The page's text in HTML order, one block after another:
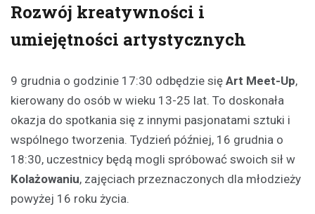
Rozwój kreatywności i
umiejętności artystycznych
9 grudnia o godzinie 17:30 odbędzie się Art Meet-Up,
kierowany do osób w wieku 13-25 lat. To doskonała
okazja do spotkania się z innymi pasjonatami sztuki i
wspólnego tworzenia. Tydzień później, 16 grudnia o
18:30, uczestnicy będą mogli spróbować swoich sił w
Kolażowaniu, zajęciach przeznaczonych dla młodzieży
powyżej 16 roku życia.